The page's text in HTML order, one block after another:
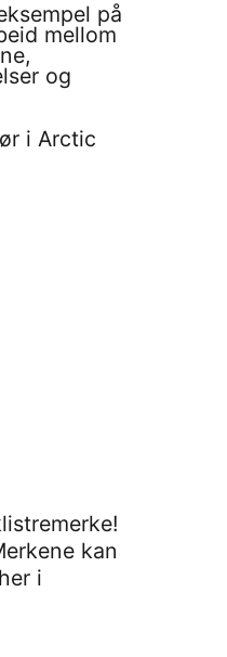
på
mellom
og
i Arctic
kan
i